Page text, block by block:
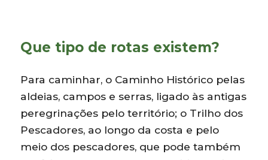
Que tipo de rotas existem?
Para caminhar, o Caminho Histórico pelas
aldeias, campos e serras, ligado às antigas
peregrinações pelo território; o Trilho dos
Pescadores, ao longo da costa e pelo
meio dos pescadores, que pode também